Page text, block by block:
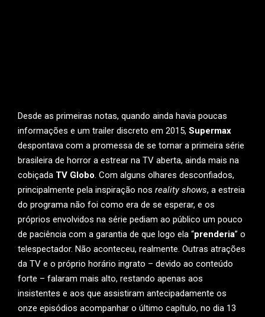
Desde as primeiras notas, quando ainda havia poucas
informações e um trailer discreto em 2015, Supermax
despontava com a promessa de se tornar a primeira série
brasileira de horror a estrear na TV aberta, ainda mais na
cobiçada TV Globo. Com alguns olhares desconfiados,
principalmente pela inspiração nos reality shows, a estreia
do programa não foi como era de se esperar, e os
próprios envolvidos na série pediam ao público um pouco
de paciência com a garantia de que logo ela “prenderia” o
telespectador. Não aconteceu, realmente. Outras atrações
da TV e o próprio horário ingrato – devido ao conteúdo
forte – falaram mais alto, restando apenas aos
insistentes e aos que assistiram antecipadamente os
onze episódios acompanhar o último capítulo, no dia 13